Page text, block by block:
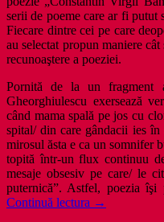
serii de poeme care ar fi putut
Fiecare dintre cei pe care
au selectat propun maniere
recunoaştere a poeziei.
Pornită de la un fragment
Gheorghiulescu exersează
când mama spală pe jos cu
spital/ din care gândacii ies
mirosul ăsta e ca un somnifer
topită într-un flux continuu
mesaje obsesiv pe care/ le
puternică”. Astfel, poezia îşi
Continuă lectura Sezon
→